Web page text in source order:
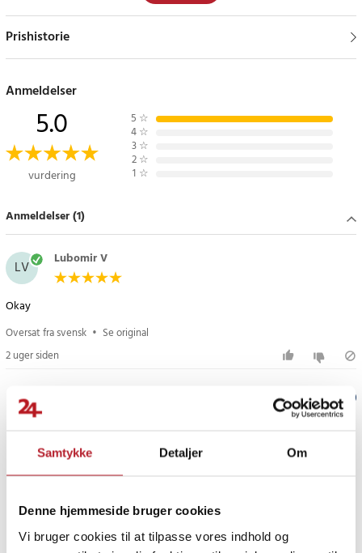
Samtykke Detaljer Om
Denne hjemmeside bruger cookies
Vi bruger cookies til at tilpasse vores indhold og
Praktisk og komfortabelt design til alle lejligheder
materialet sikrer både holdbarhed og komfort.
Specifikation
- Farve: Svart, sølv
- Materiale: Polyester, PP
- Brystvidde: 70-104 cm
Article number:116807
Prishistorie
Anmeldelser
5.0
vurdering
5 ☆
4 ☆
3 ☆
2 ☆
1 ☆
Anmeldelser (1)
LV Lubomir V
Okay
Oversat fra svensk • Se original
2 uger siden
Verified by Trustvoice